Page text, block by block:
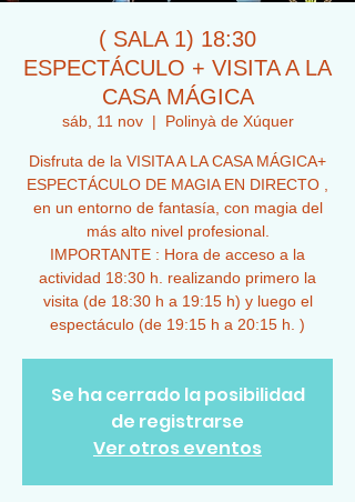
( SALA 1) 18:30
ESPECTÁCULO + VISITA A LA
CASA MÁGICA
sáb, 11 nov
  |
Polinyà de Xúquer
Disfruta de la VISITA A LA CASA MÁGICA+
ESPECTÁCULO DE MAGIA EN DIRECTO ,
en un entorno de fantasía, con magia del
más alto nivel profesional.
IMPORTANTE : Hora de acceso a la
actividad 18:30 h. realizando primero la
visita (de 18:30 h a 19:15 h) y luego el
espectáculo (de 19:15 h a 20:15 h. )
Se ha cerrado la posibilidad
de registrarse
Ver otros eventos